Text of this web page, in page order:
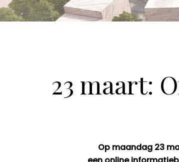
23 maart:
Op maandag 23